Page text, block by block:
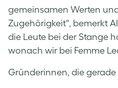
gemeinsamen Werten
Zugehörigkeit“, bemerkt
die Leute bei der Stange
wonach wir bei Femme
Gründerinnen, die